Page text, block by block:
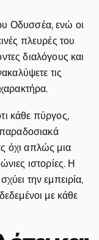
Οδυσσέα, ενώ οι
πλευρές του
διαλόγους και
τις
κάθε πύργος,
παραδοσιακά
όχι απλώς μια
ιστορίες. Η
την εμπειρία,
με κάθε